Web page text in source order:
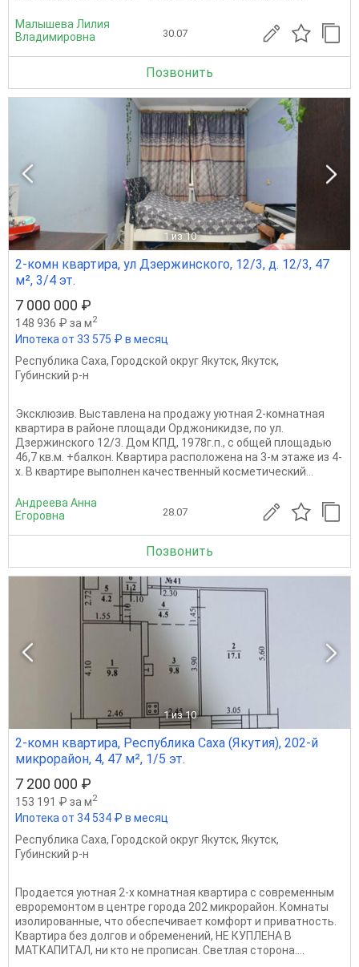
Малышева Лилия
Владимировна
30.07
Позвонить
1 из 10
2-комн квартира, ул Дзержинского, 12/3, д. 12/3, 47
м², 3/4 эт.
7 000 000 ₽
148 936 ₽ за м2
Ипотека от 33 575 ₽ в месяц
Республика Саха, Городской округ Якутск, Якутск,
Губинский р-н
Эксклюзив. Выставлена на продажу уютная 2-комнатная
квартира в районе площади Орджоникидзе, по ул.
Дзержинского 12/3. Дом КПД, 1978г.п., с общей площадью
46,7 кв.м. +балкон. Квартира расположена на 3-м этаже из 4-
х. В квартире выполнен качественный косметический...
Андреева Анна
Егоровна
28.07
Позвонить
1 из 10
2-комн квартира, Республика Саха (Якутия), 202-й
микрорайон, 4, 47 м², 1/5 эт.
7 200 000 ₽
153 191 ₽ за м2
Ипотека от 34 534 ₽ в месяц
Республика Саха, Городской округ Якутск, Якутск,
Губинский р-н
Продается уютная 2-х комнатная квартира с современным
евроремонтом в центре города 202 микрорайон. Комнаты
изолированные, что обеспечивает комфорт и приватность.
Квартира без долгов и обременений, НЕ КУПЛЕНА В
МАТКАПИТАЛ, ни кто не прописан. Светлая сторона....